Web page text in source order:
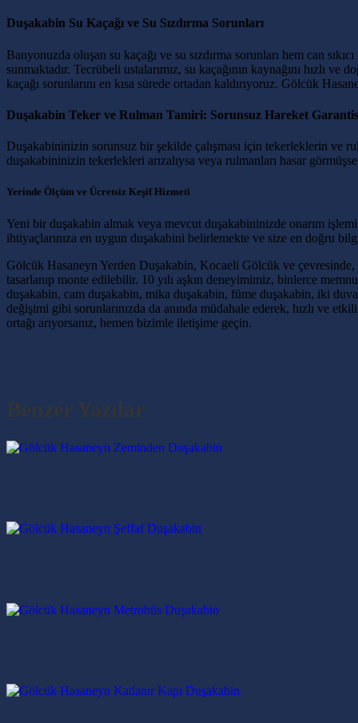
Duşakabin Su Kaçağı ve Su Sızdırma Sorunları
Banyonuzda oluşan su kaçağı ve su sızdırma sorunları hem can
sunmaktadır. Tecrübeli ustalarımız, su kaçağının kaynağını hızlı
kaçağı sorunlarını en kısa sürede ortadan kaldırıyoruz. Gölcük
Duşakabin Teker ve Rulman Tamiri: Sorunsuz Hareket
Duşakabininizin sorunsuz bir şekilde çalışması için tekerleklerin ve
duşakabininizin tekerlekleri arızalıysa veya rulmanları hasar
Yerinde Ölçüm ve Ücretsiz Keşif Hizmeti
Yeni bir duşakabin almak veya mevcut duşakabininizde onarım
ihtiyaçlarınıza en uygun duşakabini belirlemekte ve size en doğru
Gölcük Hasaneyn Yerden Duşakabin, Kocaeli Gölcük ve
tasarlanıp monte edilebilir. 10 yılı aşkın deneyimimiz, binlerce
duşakabin, cam duşakabin, mika duşakabin, füme duşakabin, iki
değişimi gibi sorunlarınızda da anında müdahale ederek, hızlı ve
ortağı arıyorsanız, hemen bizimle iletişime geçin.
Benzer Yazılar